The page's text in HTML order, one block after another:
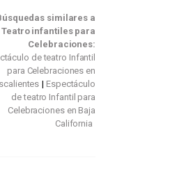
similares a
Teatro infantiles para
Celebraciones:
de teatro Infantil
para Celebraciones en
Espectáculo
de teatro Infantil para
Celebraciones en Baja
California